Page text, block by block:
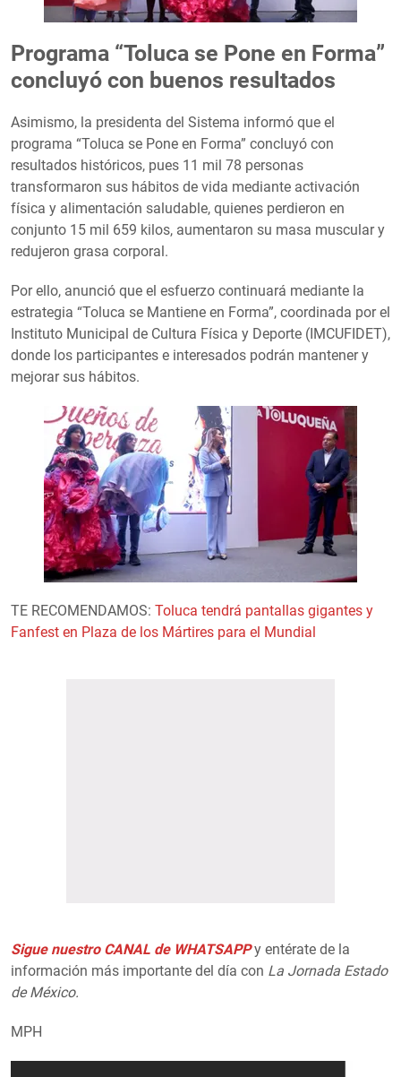
Programa “Toluca se Pone en Forma”
concluyó con buenos resultados
Asimismo, la presidenta del Sistema informó que el
programa “Toluca se Pone en Forma” concluyó con
resultados históricos, pues 11 mil 78 personas
transformaron sus hábitos de vida mediante activación
física y alimentación saludable, quienes perdieron en
conjunto 15 mil 659 kilos, aumentaron su masa muscular y
redujeron grasa corporal.
Por ello, anunció que el esfuerzo continuará mediante la
estrategia “Toluca se Mantiene en Forma”, coordinada por el
Instituto Municipal de Cultura Física y Deporte (IMCUFIDET),
donde los participantes e interesados podrán mantener y
mejorar sus hábitos.
TE RECOMENDAMOS: Toluca tendrá pantallas gigantes y
Fanfest en Plaza de los Mártires para el Mundial
Sigue nuestro CANAL de WHATSAPP y entérate de la
información más importante del día con La Jornada Estado
de México.
MPH